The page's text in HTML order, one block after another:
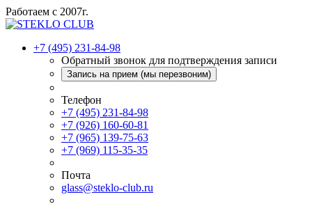
Работаем с 2007г.
+7 (495) 231-84-98
Обратный звонок для подтверждения записи
Запись на прием (мы перезвоним)
Телефон
+7 (495) 231-84-98
+7 (926) 160-60-81
+7 (965) 139-75-63
+7 (969) 115-35-35
Почта
glass@steklo-club.ru